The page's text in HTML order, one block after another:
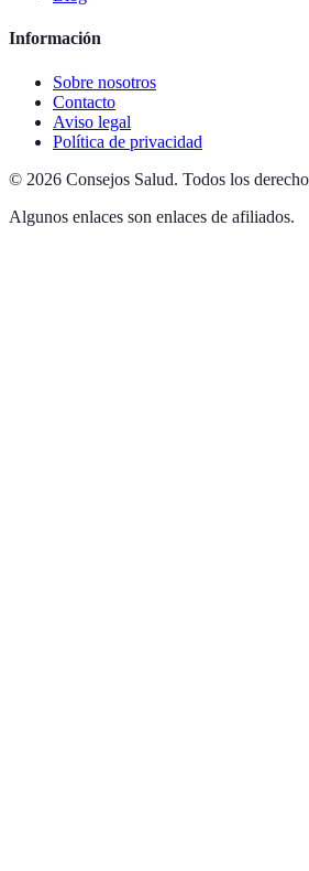
Información
Sobre nosotros
Contacto
Aviso legal
Política de privacidad
© 2026 Consejos Salud. Todos los
Algunos enlaces son enlaces de afiliados.